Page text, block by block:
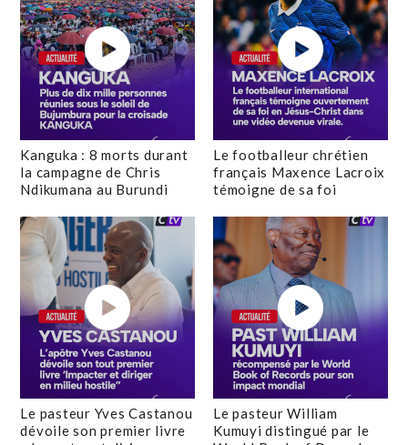
Kanguka : 8 morts durant
la campagne de Chris
Ndikumana au Burundi
Le footballeur chrétien
français Maxence Lacroix
témoigne de sa foi
Le pasteur Yves Castanou
dévoile son premier livre
Le pasteur William
Kumuyi distingué par le